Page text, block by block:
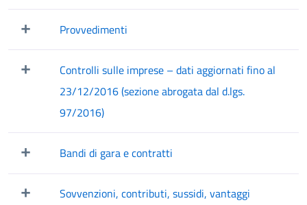
Mostra/Nascondi elementi figli
Mostra/Nascondi elementi figli
Provvedimenti
Mostra/Nascondi elementi figli
Controlli sulle imprese – dati aggiornati fino al
23/12/2016 (sezione abrogata dal d.lgs.
97/2016)
Mostra/Nascondi elementi figli
Bandi di gara e contratti
Sovvenzioni, contributi, sussidi, vantaggi